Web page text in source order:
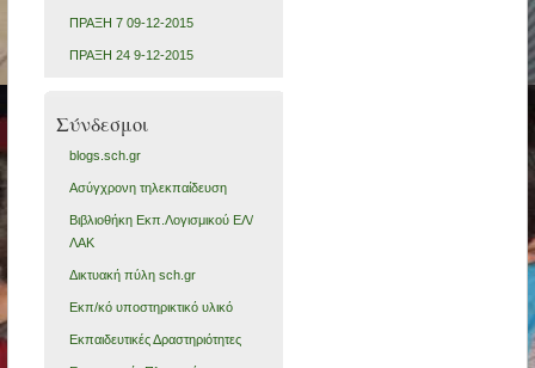
ΠΡΑΞΗ 7 09-12-2015
ΠΡΑΞΗ 24 9-12-2015
Σύνδεσμοι
blogs.sch.gr
Ασύγχρονη τηλεκπαίδευση
Βιβλιοθήκη Εκπ.Λογισμικού ΕΛ/
ΛΑΚ
Δικτυακή πύλη sch.gr
Εκπ/κό υποστηρικτικό υλικό
Εκπαιδευτικές Δραστηριότητες